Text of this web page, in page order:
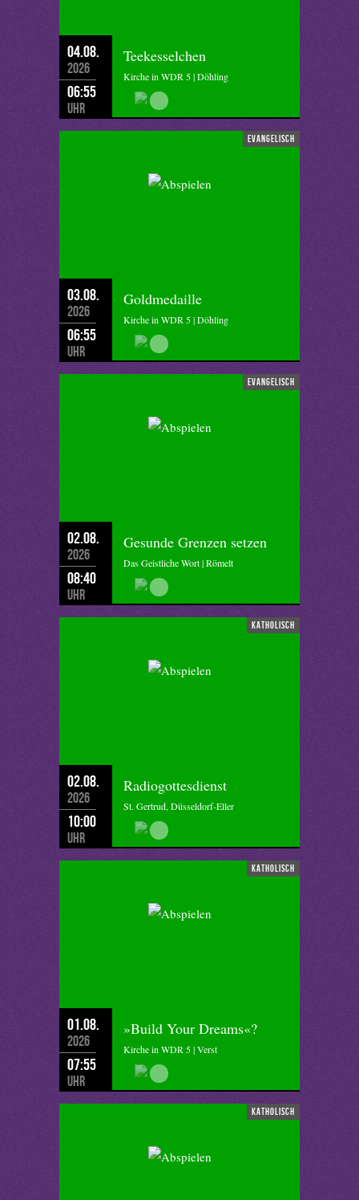
04.08.
2026
06:55
Uhr
Teekesselchen
Kirche in WDR 5 | Döhling
evangelisch
03.08.
2026
06:55
Uhr
Goldmedaille
Kirche in WDR 5 | Döhling
evangelisch
02.08.
2026
08:40
Uhr
Gesunde Grenzen setzen
Das Geistliche Wort | Römelt
katholisch
02.08.
2026
10:00
Uhr
Radiogottesdienst
St. Gertrud, Düsseldorf-Eller
katholisch
01.08.
2026
07:55
Uhr
»Build Your Dreams«?
Kirche in WDR 5 | Verst
katholisch